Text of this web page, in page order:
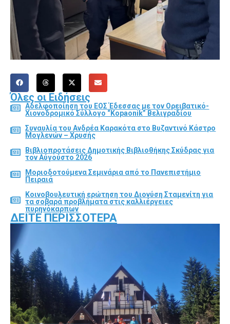
Όλες οι Ειδήσεις
Αδελφοποίηση του ΕΟΣ Έδεσσας με τον Ορειβατικό-
Χιονοδρομικό Σύλλογο “Kopaonik” Βελιγραδίου
Συναυλία του Ανδρέα Καρακότα στο Βυζαντινό Κάστρο
Μογλενών – Χρυσής
Βιβλιοπροτάσεις Δημοτικής Βιβλιοθήκης Σκύδρας για
τον Αύγούστο 2026
Μοριοδοτούμενα Σεμινάρια από το Πανεπιστήμιο
Πειραιά
Κοινοβουλευτική ερώτηση του Διονύση Σταμενίτη για
τα σοβαρά προβλήματα στις καλλιέργειες
πυρηνόκαρπων
ΔΕΊΤΕ ΠΕΡΙΣΣΌΤΕΡΑ